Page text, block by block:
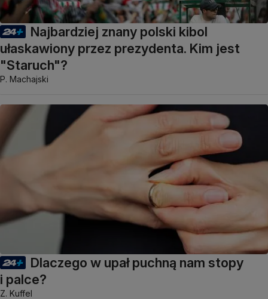
Najbardziej znany polski kibol
ułaskawiony przez prezydenta. Kim jest
"Staruch"?
P. Machajski
Dlaczego w upał puchną nam stopy
i palce?
Z. Kuffel